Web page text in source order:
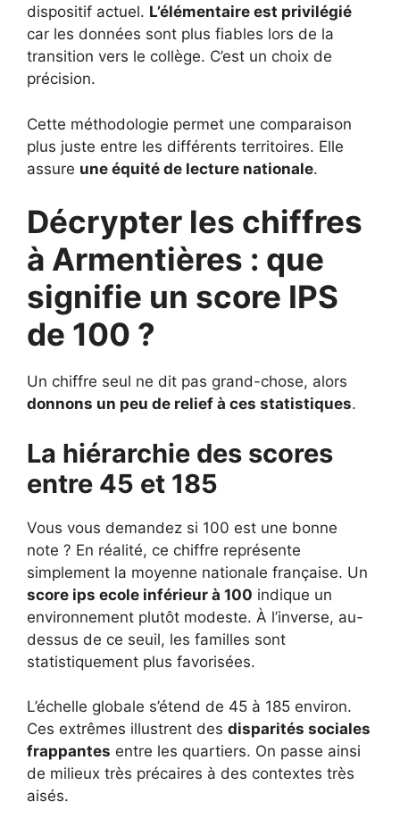
dispositif actuel. L’élémentaire est privilégié
car les données sont plus fiables lors de la
transition vers le collège. C’est un choix de
précision.
Cette méthodologie permet une comparaison
plus juste entre les différents territoires. Elle
assure une équité de lecture nationale.
Décrypter les chiffres
à Armentières : que
signifie un score IPS
de 100 ?
Un chiffre seul ne dit pas grand-chose, alors
donnons un peu de relief à ces statistiques.
La hiérarchie des scores
entre 45 et 185
Vous vous demandez si 100 est une bonne
note ? En réalité, ce chiffre représente
simplement la moyenne nationale française. Un
score ips ecole inférieur à 100 indique un
environnement plutôt modeste. À l’inverse, au-
dessus de ce seuil, les familles sont
statistiquement plus favorisées.
L’échelle globale s’étend de 45 à 185 environ.
Ces extrêmes illustrent des disparités sociales
frappantes entre les quartiers. On passe ainsi
de milieux très précaires à des contextes très
aisés.